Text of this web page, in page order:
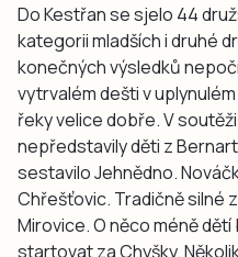
Do Kestřan se sjelo 44
kategorii mladších i druhé
konečných výsledků
vytrvalém dešti v
řeky velice dobře. V
nepředstavily děti z
sestavilo Jehnědno.
Chřešťovic. Tradičně silné
Mirovice. O něco méně
startovat za Chyšky.